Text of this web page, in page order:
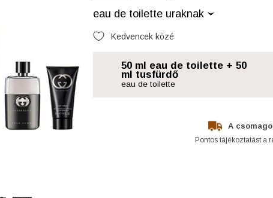
eau de toilette uraknak
Kedvencek közé
50 ml eau de toilette + 50
ml tusfürdő
eau de toilette
A
Pontos tájékoztatást a